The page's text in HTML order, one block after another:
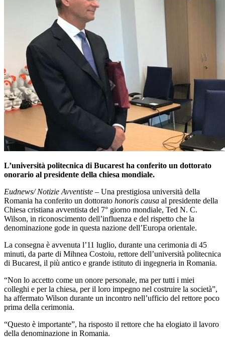
L’università politecnica di Bucarest ha conferito un dottorato
onorario al presidente della chiesa mondiale.
Eudnews/ Notizie Avventiste – Una prestigiosa università della
Romania ha conferito un dottorato honoris causa al presidente della
Chiesa cristiana avventista del 7° giorno mondiale, Ted N. C.
Wilson, in riconoscimento dell’influenza e del rispetto che la
denominazione gode in questa nazione dell’Europa orientale.
La consegna è avvenuta l’11 luglio, durante una cerimonia di 45
minuti, da parte di Mihnea Costoiu, rettore dell’università politecnica
di Bucarest, il più antico e grande istituto di ingegneria in Romania.
“Non lo accetto come un onore personale, ma per tutti i miei
colleghi e per la chiesa, per il loro impegno nel costruire la società”,
ha affermato Wilson durante un incontro nell’ufficio del rettore poco
prima della cerimonia.
“Questo è importante”, ha risposto il rettore che ha elogiato il lavoro
della denominazione in Romania.